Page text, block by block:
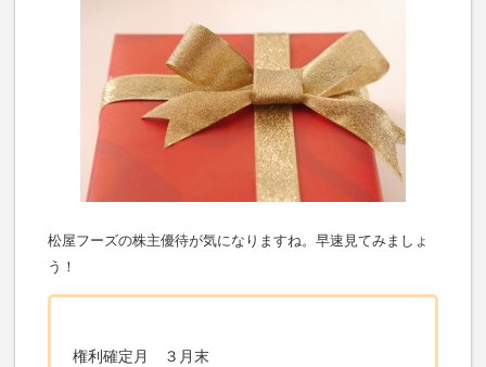
松屋フーズの株主優待が気になりますね。早速見てみましょ
う！
権利確定月 ３月末